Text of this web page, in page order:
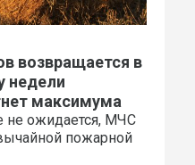
возвращается в
недели
максимума
не ожидается, МЧС
пожарной